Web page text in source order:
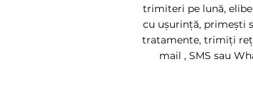
trimiteri pe lună,
cu ușurință, primești
tratamente, trimiți
mail , SMS sau